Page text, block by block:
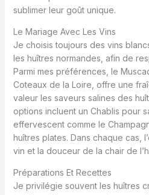
sublimer leur goût unique.
Le Mariage Avec Les Vins
Je choisis toujours des vins
les huîtres normandes, afin de
Parmi mes préférences, le
Coteaux de la Loire, offre une
valeur les saveurs salines des
options incluent un Chablis pour
effervescent comme le
huîtres plates. Dans chaque cas,
vin et la douceur de la chair de
Préparations Et Recettes
Je privilégie souvent les huîtres